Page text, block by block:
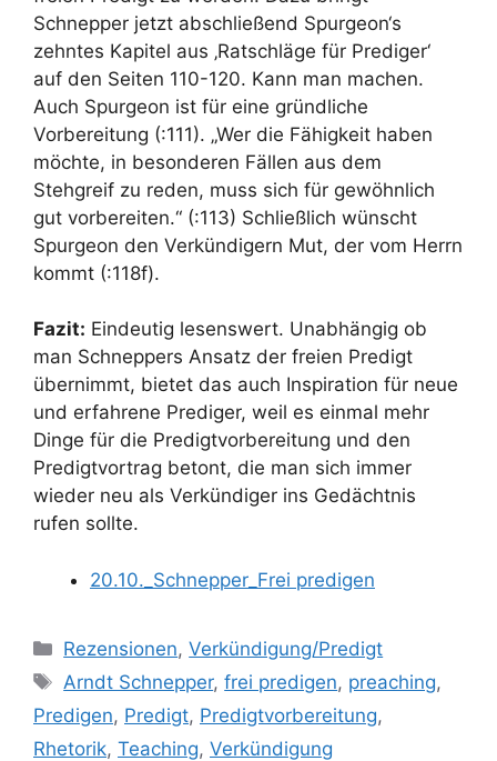
Schnepper jetzt abschließend Spurgeon‘s
zehntes Kapitel aus ‚Ratschläge für Prediger‘
auf den Seiten 110-120. Kann man machen.
Auch Spurgeon ist für eine gründliche
Vorbereitung (:111). „Wer die Fähigkeit haben
möchte, in besonderen Fällen aus dem
Stehgreif zu reden, muss sich für gewöhnlich
gut vorbereiten.“ (:113) Schließlich wünscht
Spurgeon den Verkündigern Mut, der vom Herrn
kommt (:118f).
Fazit: Eindeutig lesenswert. Unabhängig ob
man Schneppers Ansatz der freien Predigt
übernimmt, bietet das auch Inspiration für neue
und erfahrene Prediger, weil es einmal mehr
Dinge für die Predigtvorbereitung und den
Predigtvortrag betont, die man sich immer
wieder neu als Verkündiger ins Gedächtnis
rufen sollte.
20.10._Schnepper_Frei predigen
Kategorien
Rezensionen,Verkündigung/Predigt
Schlagwörter
Arndt Schnepper,frei predigen, preaching,
Predigen, Predigt, Predigtvorbereitung,
Rhetorik, Teaching, Verkündigung